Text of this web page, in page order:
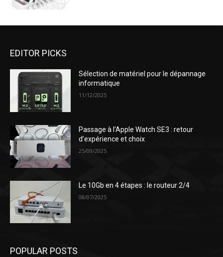
EDITOR PICKS
Sélection de matériel pour le dépannage
informatique
11/12/2025
Passage à l’Apple Watch SE3 : retour
d’expérience et choix
25/09/2025
Le 10Gb en 4 étapes : le routeur 2/4
08/07/2025
POPULAR POSTS